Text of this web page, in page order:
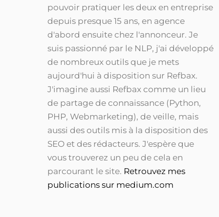
pouvoir pratiquer les deux en entreprise
depuis presque 15 ans, en agence
d'abord ensuite chez l'annonceur. Je
suis passionné par le NLP, j'ai développé
de nombreux outils que je mets
aujourd'hui à disposition sur Refbax.
J'imagine aussi Refbax comme un lieu
de partage de connaissance (Python,
PHP, Webmarketing), de veille, mais
aussi des outils mis à la disposition des
SEO et des rédacteurs. J'espère que
vous trouverez un peu de cela en
parcourant le site. Retrouvez mes
publications sur medium.com